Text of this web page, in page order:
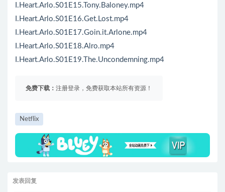
I.Heart.Arlo.S01E15.Tony.Baloney.mp4
I.Heart.Arlo.S01E16.Get.Lost.mp4
I.Heart.Arlo.S01E17.Goin.it.Arlone.mp4
I.Heart.Arlo.S01E18.Alro.mp4
I.Heart.Arlo.S01E19.The.Uncondemning.mp4
免费下载： 注册登录，免费获取本站所有资源！
Netflix
发表回复